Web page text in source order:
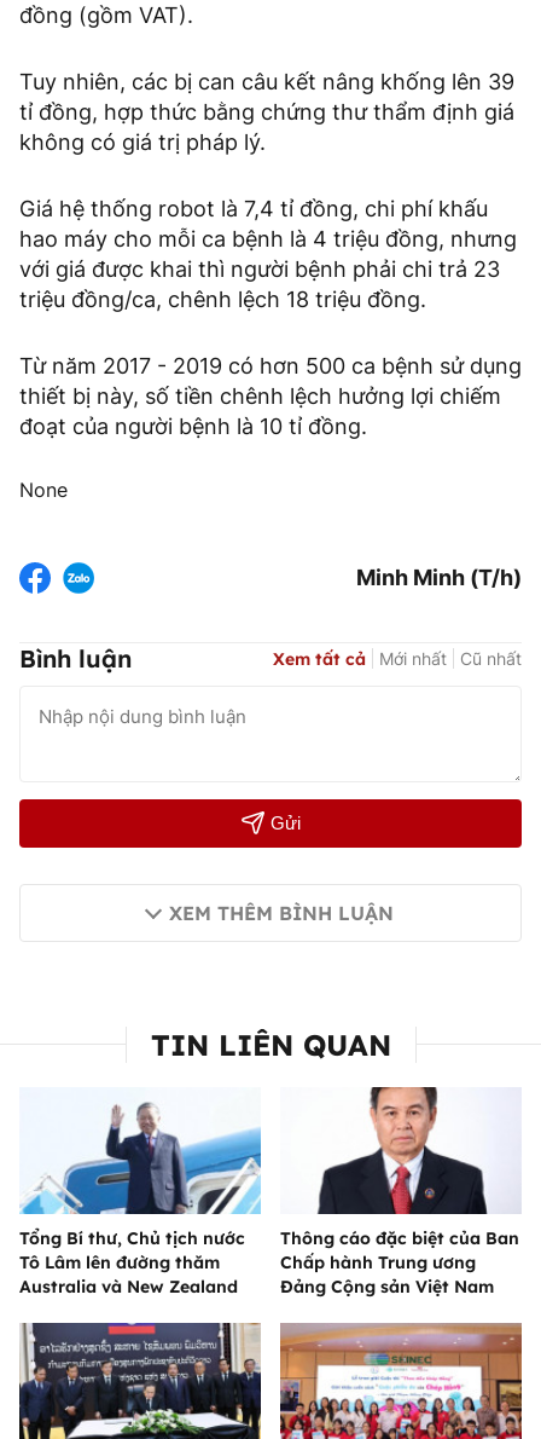
đồng (gồm VAT).
Tuy nhiên, các bị can câu kết nâng khống lên 39
tỉ đồng, hợp thức bằng chứng thư thẩm định giá
không có giá trị pháp lý.
Giá hệ thống robot là 7,4 tỉ đồng, chi phí khấu
hao máy cho mỗi ca bệnh là 4 triệu đồng, nhưng
với giá được khai thì người bệnh phải chi trả 23
triệu đồng/ca, chênh lệch 18 triệu đồng.
Từ năm 2017 - 2019 có hơn 500 ca bệnh sử dụng
thiết bị này, số tiền chênh lệch hưởng lợi chiếm
đoạt của người bệnh là 10 tỉ đồng.
None
Minh Minh (T/h)
Bình luận Xem tất cả Mới nhất Cũ nhất
Gửi
XEM THÊM BÌNH LUẬN
TIN LIÊN QUAN
Tổng Bí thư, Chủ tịch nước
Tô Lâm lên đường thăm
Australia và New Zealand
Thông cáo đặc biệt của Ban
Chấp hành Trung ương
Đảng Cộng sản Việt Nam